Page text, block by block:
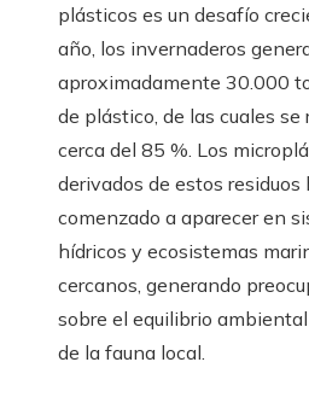
plásticos es un desafío
año, los invernaderos
aproximadamente 30.000
de plástico, de las cuales se
cerca del 85 %. Los
derivados de estos residuos
comenzado a aparecer en
hídricos y ecosistemas
cercanos, generando
sobre el equilibrio
de la fauna local.